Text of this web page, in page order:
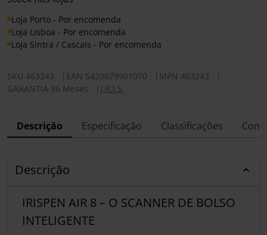
Loja Porto - Por encomenda
Loja Lisboa - Por encomenda
Loja Sintra / Cascais - Por encomenda
SKU 463243 EAN 5420079901070 MPN 463243
GARANTIA 36 Meses
I.R.I.S.
Descrição Especificação Classificações
Descrição
IRISPEN AIR 8 – O SCANNER DE BOLSO
INTELIGENTE